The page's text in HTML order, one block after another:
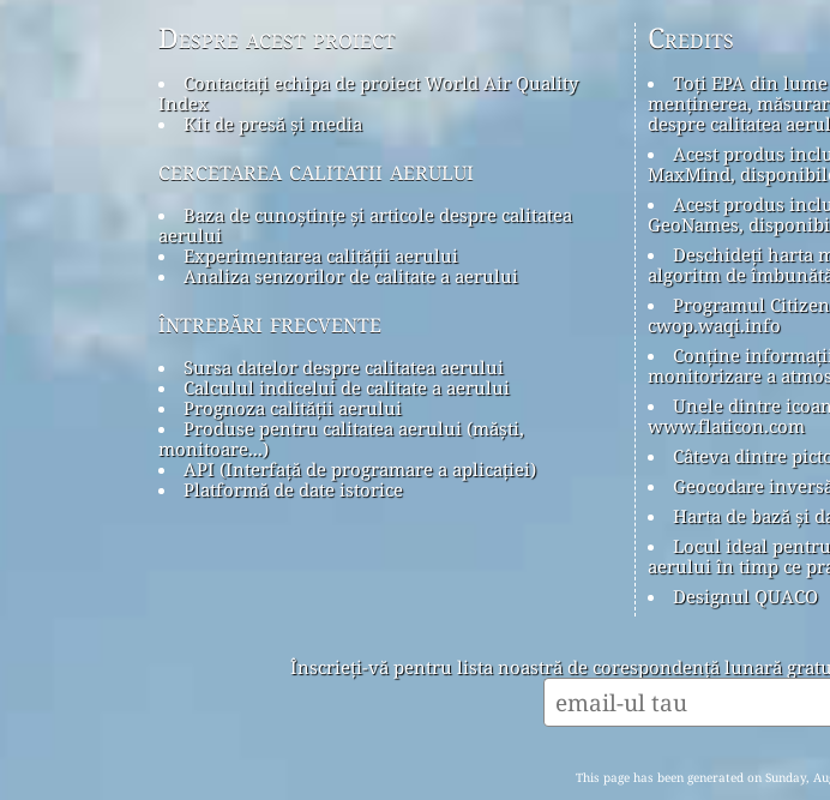
Despre acest proiect
Contactați echipa de proiect World Air Quality
Index
Kit de presă și media
cercetarea calitatii aerului
Baza de cunoștințe și articole despre calitatea
aerului
Experimentarea calității aerului
Analiza senzorilor de calitate a aerului
întrebări frecvente
Sursa datelor despre calitatea aerului
Calculul indicelui de calitate a aerului
Prognoza calității aerului
Produse pentru calitatea aerului (măști,
monitoare...)
API (Interfață de programare a aplicației)
Platformă de date istorice
Credits
Toți EPA din
menținerea,
despre calitatea
Acest produs
MaxMind,
Acest produs
GeoNames,
Deschideți harta
algoritm de
Programul
cwop.waqi.info
Conține
monitorizare a
Unele dintre
www.flaticon.com
Câteva dintre
Geocodare
Harta de bază și
Locul ideal
aerului în timp ce
Designul QUACO
Înscrieți-vă pentru lista noastră de corespondență lunară
This page has been generated on Sunday,